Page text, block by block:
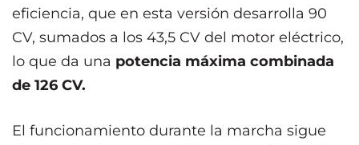
eficiencia, que en esta versión desarrolla 90
CV, sumados a los 43,5 CV del motor eléctrico,
lo que da una potencia máxima combinada
de 126 CV.
El funcionamiento durante la marcha sigue